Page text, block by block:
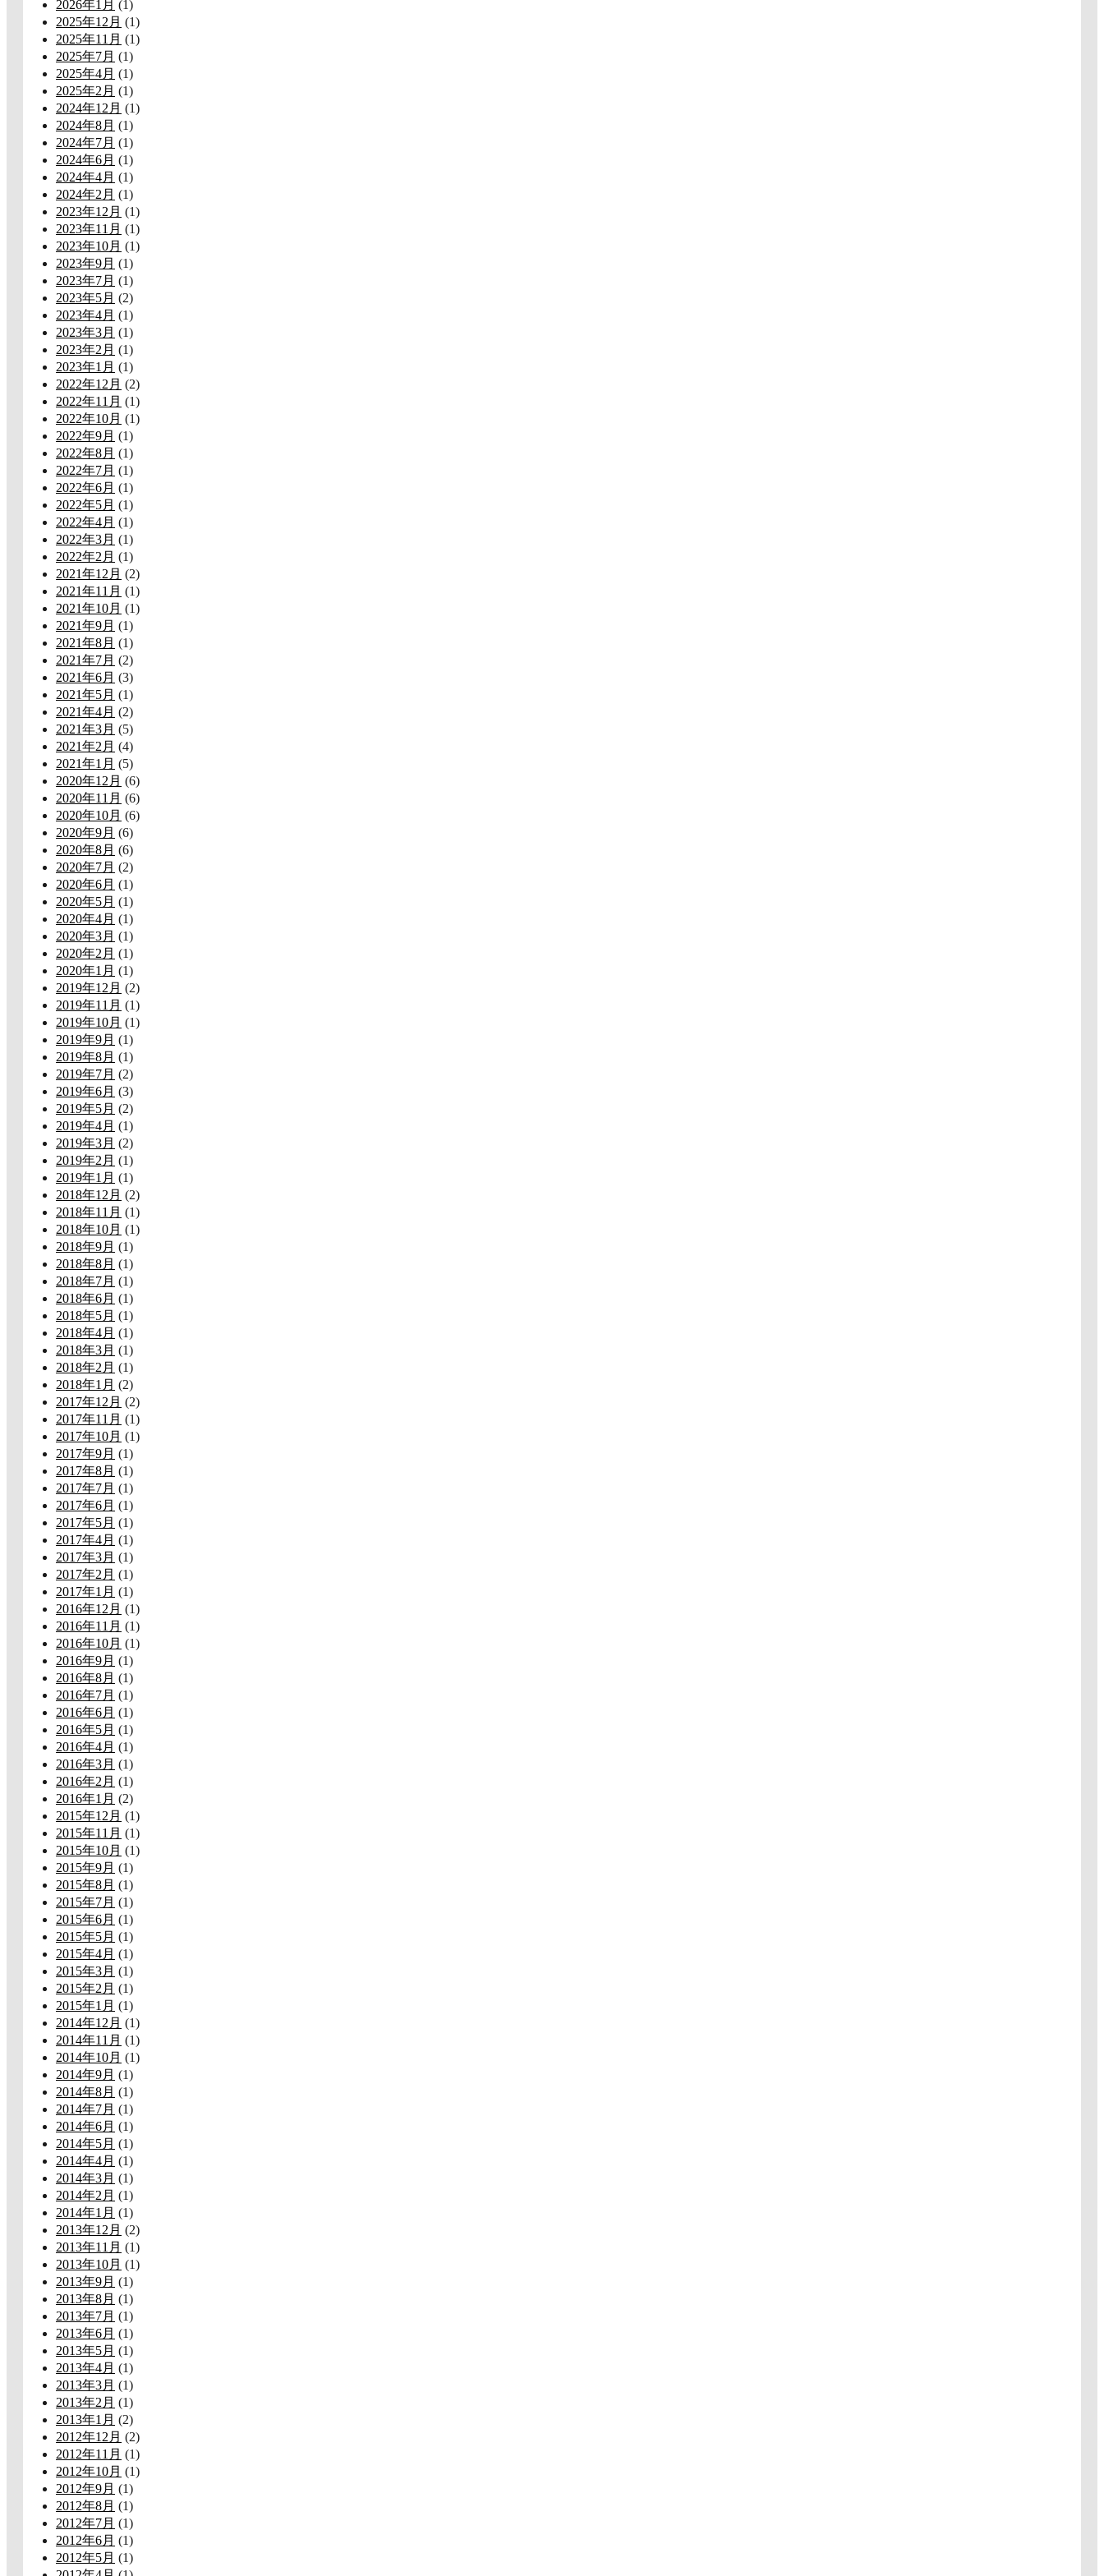
2026年1月 (1)
2025年12月 (1)
2025年11月 (1)
2025年7月 (1)
2025年4月 (1)
2025年2月 (1)
2024年12月 (1)
2024年8月 (1)
2024年7月 (1)
2024年6月 (1)
2024年4月 (1)
2024年2月 (1)
2023年12月 (1)
2023年11月 (1)
2023年10月 (1)
2023年9月 (1)
2023年7月 (1)
2023年5月 (2)
2023年4月 (1)
2023年3月 (1)
2023年2月 (1)
2023年1月 (1)
2022年12月 (2)
2022年11月 (1)
2022年10月 (1)
2022年9月 (1)
2022年8月 (1)
2022年7月 (1)
2022年6月 (1)
2022年5月 (1)
2022年4月 (1)
2022年3月 (1)
2022年2月 (1)
2021年12月 (2)
2021年11月 (1)
2021年10月 (1)
2021年9月 (1)
2021年8月 (1)
2021年7月 (2)
2021年6月 (3)
2021年5月 (1)
2021年4月 (2)
2021年3月 (5)
2021年2月 (4)
2021年1月 (5)
2020年12月 (6)
2020年11月 (6)
2020年10月 (6)
2020年9月 (6)
2020年8月 (6)
2020年7月 (2)
2020年6月 (1)
2020年5月 (1)
2020年4月 (1)
2020年3月 (1)
2020年2月 (1)
2020年1月 (1)
2019年12月 (2)
2019年11月 (1)
2019年10月 (1)
2019年9月 (1)
2019年8月 (1)
2019年7月 (2)
2019年6月 (3)
2019年5月 (2)
2019年4月 (1)
2019年3月 (2)
2019年2月 (1)
2019年1月 (1)
2018年12月 (2)
2018年11月 (1)
2018年10月 (1)
2018年9月 (1)
2018年8月 (1)
2018年7月 (1)
2018年6月 (1)
2018年5月 (1)
2018年4月 (1)
2018年3月 (1)
2018年2月 (1)
2018年1月 (2)
2017年12月 (2)
2017年11月 (1)
2017年10月 (1)
2017年9月 (1)
2017年8月 (1)
2017年7月 (1)
2017年6月 (1)
2017年5月 (1)
2017年4月 (1)
2017年3月 (1)
2017年2月 (1)
2017年1月 (1)
2016年12月 (1)
2016年11月 (1)
2016年10月 (1)
2016年9月 (1)
2016年8月 (1)
2016年7月 (1)
2016年6月 (1)
2016年5月 (1)
2016年4月 (1)
2016年3月 (1)
2016年2月 (1)
2016年1月 (2)
2015年12月 (1)
2015年11月 (1)
2015年10月 (1)
2015年9月 (1)
2015年8月 (1)
2015年7月 (1)
2015年6月 (1)
2015年5月 (1)
2015年4月 (1)
2015年3月 (1)
2015年2月 (1)
2015年1月 (1)
2014年12月 (1)
2014年11月 (1)
2014年10月 (1)
2014年9月 (1)
2014年8月 (1)
2014年7月 (1)
2014年6月 (1)
2014年5月 (1)
2014年4月 (1)
2014年3月 (1)
2014年2月 (1)
2014年1月 (1)
2013年12月 (2)
2013年11月 (1)
2013年10月 (1)
2013年9月 (1)
2013年8月 (1)
2013年7月 (1)
2013年6月 (1)
2013年5月 (1)
2013年4月 (1)
2013年3月 (1)
2013年2月 (1)
2013年1月 (2)
2012年12月 (2)
2012年11月 (1)
2012年10月 (1)
2012年9月 (1)
2012年8月 (1)
2012年7月 (1)
2012年6月 (1)
2012年5月 (1)